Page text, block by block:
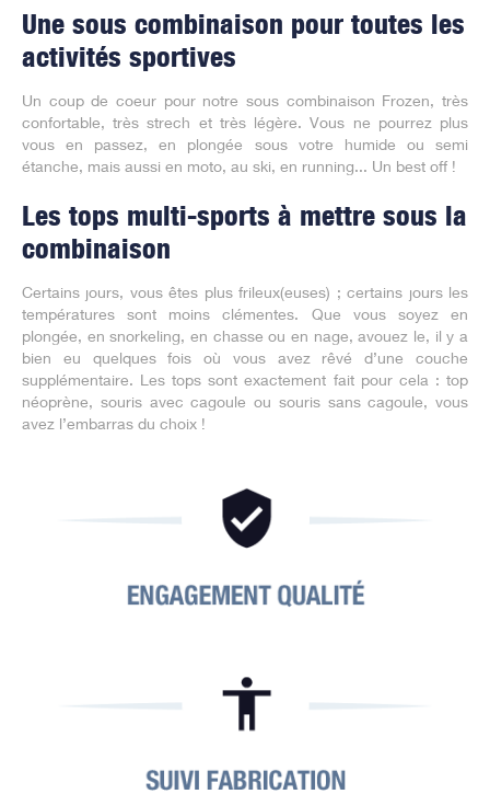
Une sous combinaison pour toutes les
activités sportives
Un coup de coeur pour notre sous combinaison Frozen, très
confortable, très strech et très légère. Vous ne pourrez plus
vous en passez, en plongée sous votre humide ou semi
étanche, mais aussi en moto, au ski, en running... Un best off !
Les tops multi-sports à mettre sous la
combinaison
Certains jours, vous êtes plus frileux(euses) ; certains jours les
températures sont moins clémentes. Que vous soyez en
plongée, en snorkeling, en chasse ou en nage, avouez le, il y a
bien eu quelques fois où vous avez rêvé d’une couche
supplémentaire. Les tops sont exactement fait pour cela : top
néoprène, souris avec cagoule ou souris sans cagoule, vous
avez l’embarras du choix !